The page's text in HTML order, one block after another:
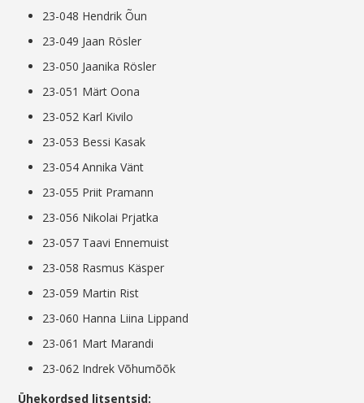
23-048 Hendrik Õun
23-049 Jaan Rösler
23-050 Jaanika Rösler
23-051 Märt Oona
23-052 Karl Kivilo
23-053 Bessi Kasak
23-054 Annika Vänt
23-055 Priit Pramann
23-056 Nikolai Prjatka
23-057 Taavi Ennemuist
23-058 Rasmus Käsper
23-059 Martin Rist
23-060 Hanna Liina Lippand
23-061 Mart Marandi
23-062 Indrek Võhumõõk
Ühekordsed litsentsid: